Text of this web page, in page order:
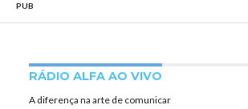
PUB
RÁDIO ALFA AO VIVO
A diferença na arte de comunicar